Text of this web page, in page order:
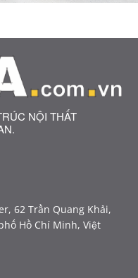
NỘI THẤT
62 Trần Quang Khải,
Hồ Chí Minh, Việt